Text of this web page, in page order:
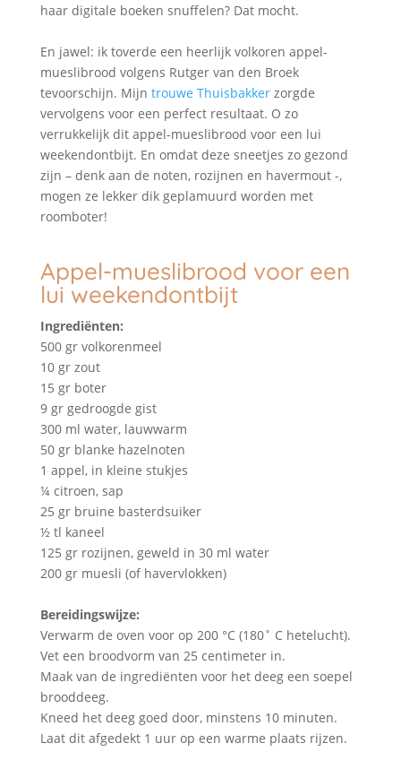
haar digitale boeken snuffelen? Dat mocht.
En jawel: ik toverde een heerlijk volkoren appel-
mueslibrood volgens Rutger van den Broek
tevoorschijn. Mijn trouwe Thuisbakkerzorgde
vervolgens voor een perfect resultaat. O zo
verrukkelijk dit appel-mueslibrood voor een lui
weekendontbijt. En omdat deze sneetjes zo gezond
zijn – denk aan de noten, rozijnen en havermout -,
mogen ze lekker dik geplamuurd worden met
roomboter!
Appel-mueslibrood voor een
lui weekendontbijt
Ingrediënten:
500 gr volkorenmeel
10 gr zout
15 gr boter
9 gr gedroogde gist
300 ml water, lauwwarm
50 gr blanke hazelnoten
1 appel, in kleine stukjes
¼ citroen, sap
25 gr bruine basterdsuiker
½ tl kaneel
125 gr rozijnen, geweld in 30 ml water
200 gr muesli (of havervlokken)
Bereidingswijze:
Verwarm de oven voor op 200 °C (180˚ C hetelucht).
Vet een broodvorm van 25 centimeter in.
Maak van de ingrediënten voor het deeg een soepel
brooddeeg.
Kneed het deeg goed door, minstens 10 minuten.
Laat dit afgedekt 1 uur op een warme plaats rijzen.